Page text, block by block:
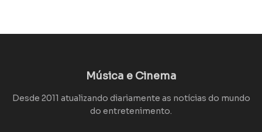
Música e Cinema
Desde 2011 atualizando diariamente as notícias do mundo
do entretenimento.